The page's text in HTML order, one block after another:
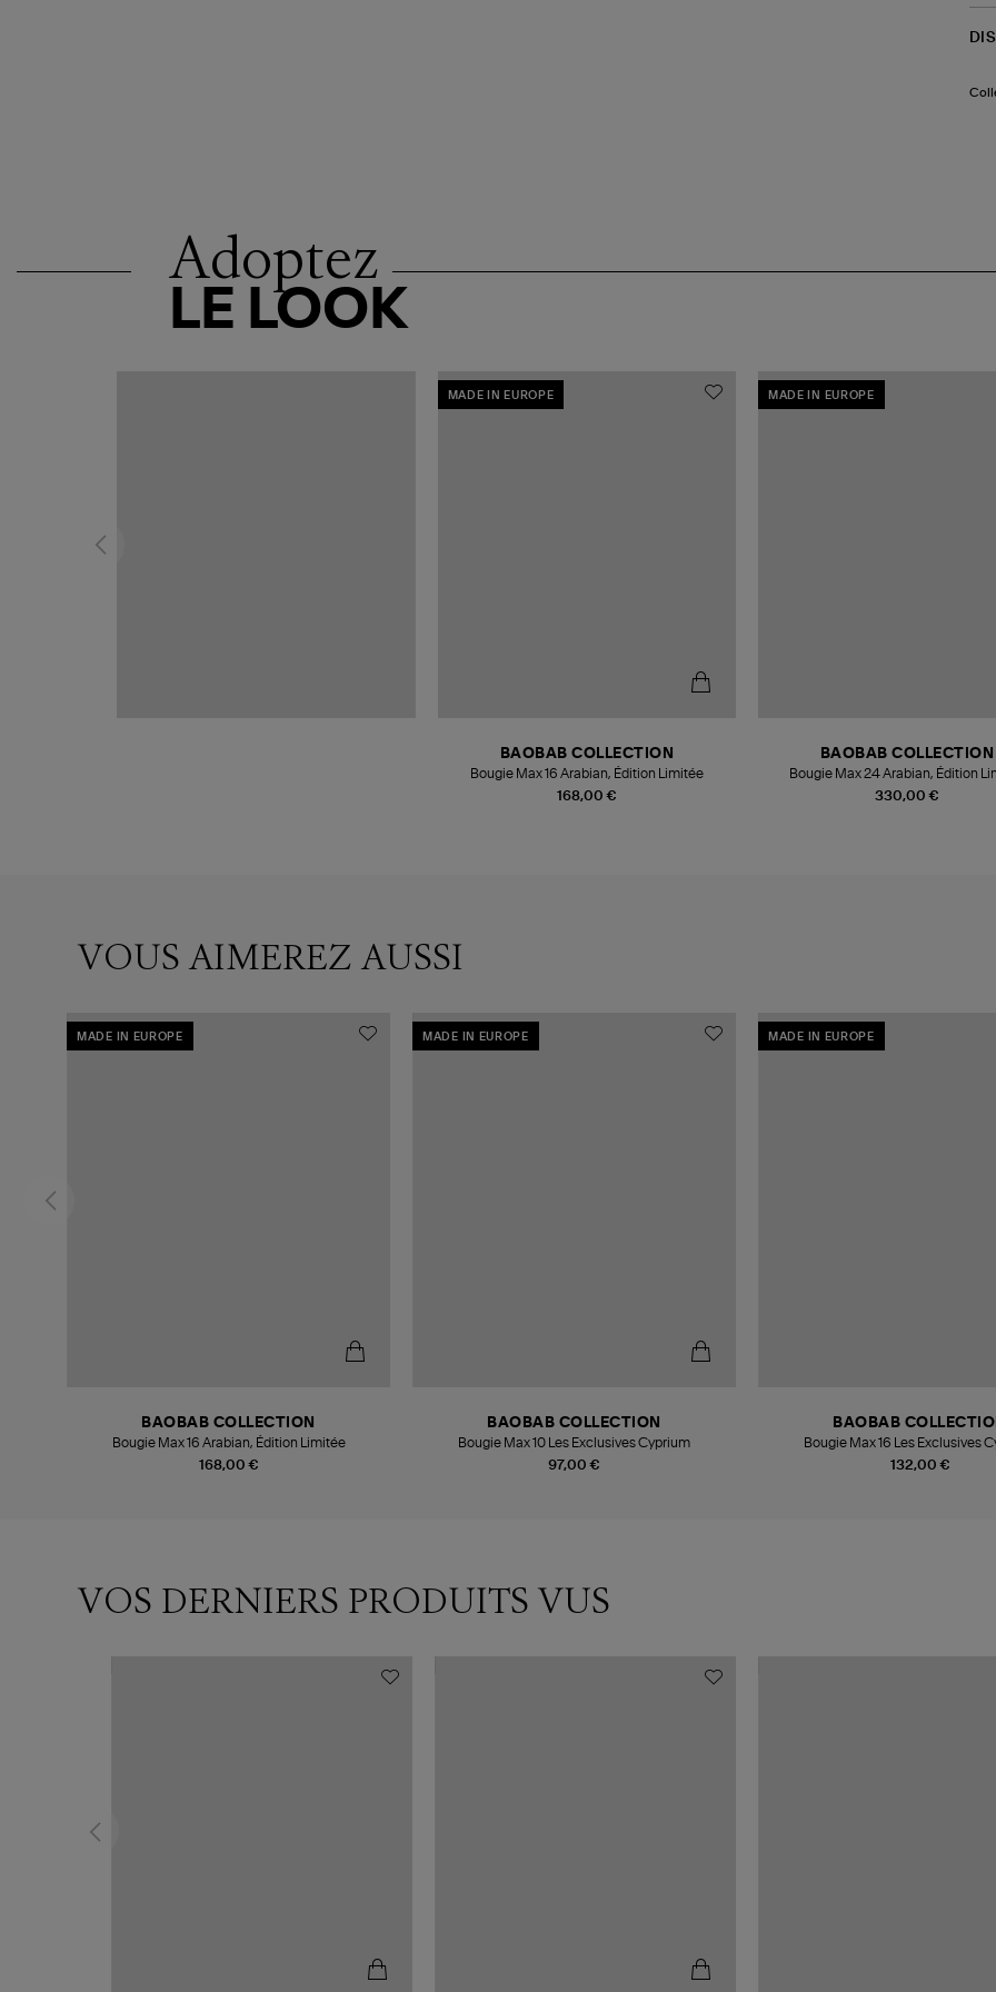
Adoptez
LE LOOK
MADE IN EUROPE
168,00 €
BAOBAB COLLECTION
Bougie Max 16 Arabian, Édition Limitée
MADE IN EUROPE
330,00 €
BAOBAB COLLECTION
Bougie Max 24 Arabian, Édition
VOUS AIMEREZ AUSSI
MADE IN EUROPE
168,00 €
BAOBAB COLLECTION
Bougie Max 16 Arabian, Édition Limitée
MADE IN EUROPE
97,00 €
BAOBAB COLLECTION
Bougie Max 10 Les Exclusives Cyprium
MADE IN EUROPE
132,00 €
BAOBAB
Bougie Max 16 Les Exclusives
VOS DERNIERS PRODUITS VUS